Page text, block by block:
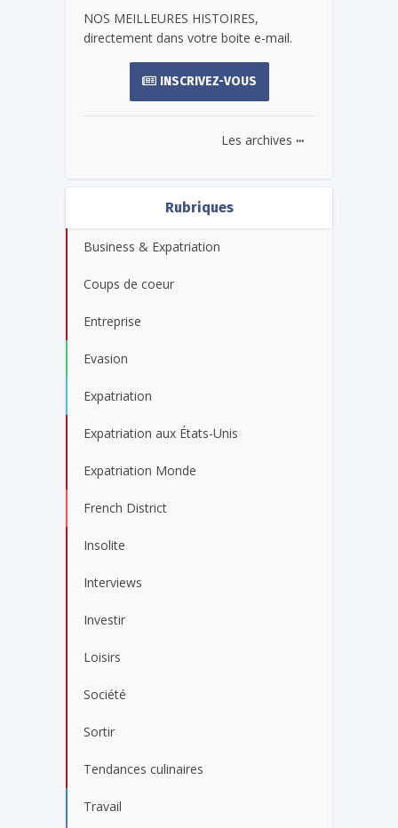
NOS MEILLEURES HISTOIRES,
directement dans votre boite e-mail.
INSCRIVEZ-VOUS
Les archives ...
Rubriques
Business & Expatriation
Coups de coeur
Entreprise
Evasion
Expatriation
Expatriation aux États-Unis
Expatriation Monde
French District
Insolite
Interviews
Investir
Loisirs
Société
Sortir
Tendances culinaires
Travail